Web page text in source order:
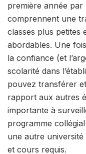
première année
comprennent une
classes plus petites
abordables. Une
la confiance (et
scolarité dans
pouvez transférer
rapport aux autres
importante à
programme
une autre
et cours requis.